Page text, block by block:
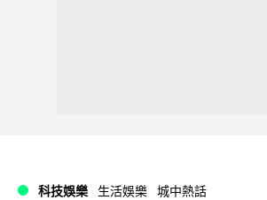
科技娛樂 生活娛樂 城中熱話